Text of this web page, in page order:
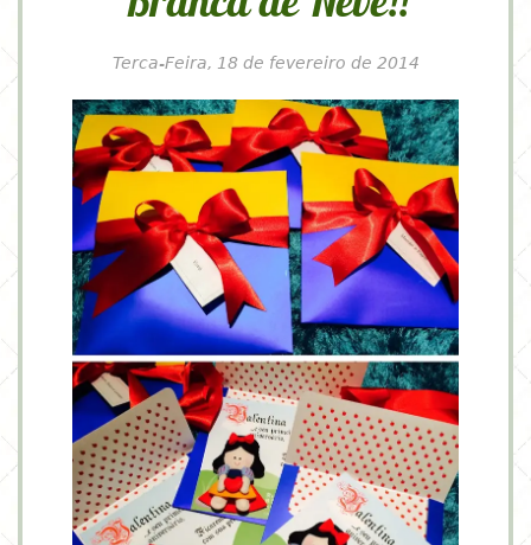
Terca-Feira, 18 de fevereiro de 2014